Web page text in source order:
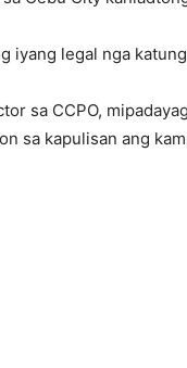
iyang legal nga
sa CCPO,
sa kapulisan ang